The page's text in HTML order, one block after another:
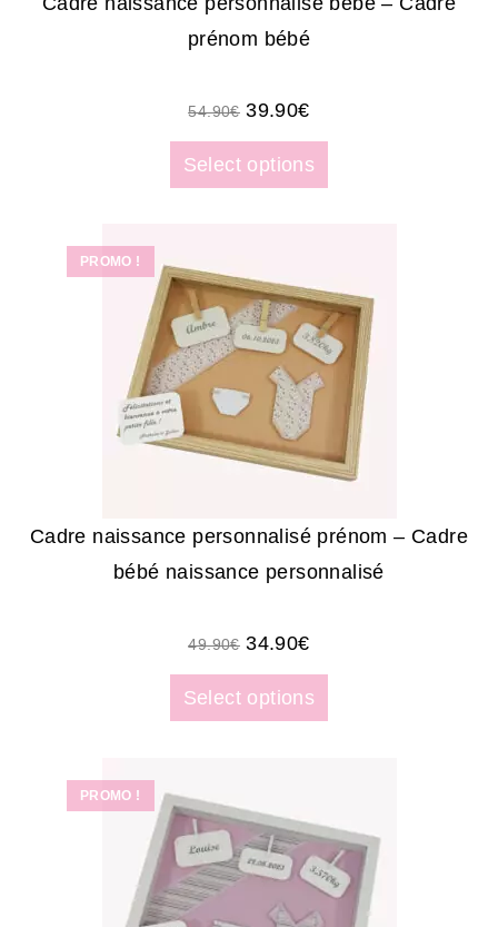
prénom bébé
54.90€ 39.90€
Select options
PROMO !
Cadre naissance personnalisé prénom – Cadre
bébé naissance personnalisé
49.90€ 34.90€
Select options
PROMO !